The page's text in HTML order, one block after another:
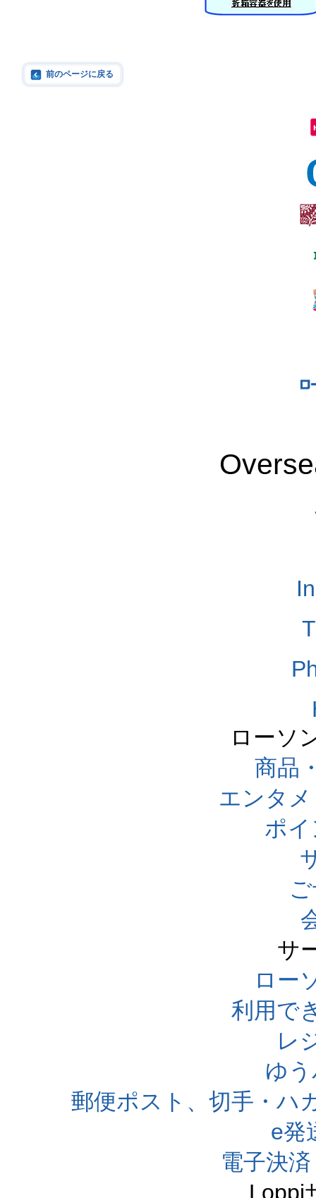
前のページに戻る
ローソ
商品
エンタ
ポ
サ
ロー
利用で
レ
ゆ
郵便ポスト、切手・ハ
e発
電子決
Loppi